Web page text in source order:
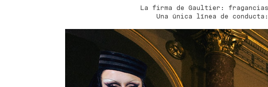
La firma de Gaultier: fragancias
Una única línea de